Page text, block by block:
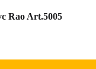
Rao Art.5005